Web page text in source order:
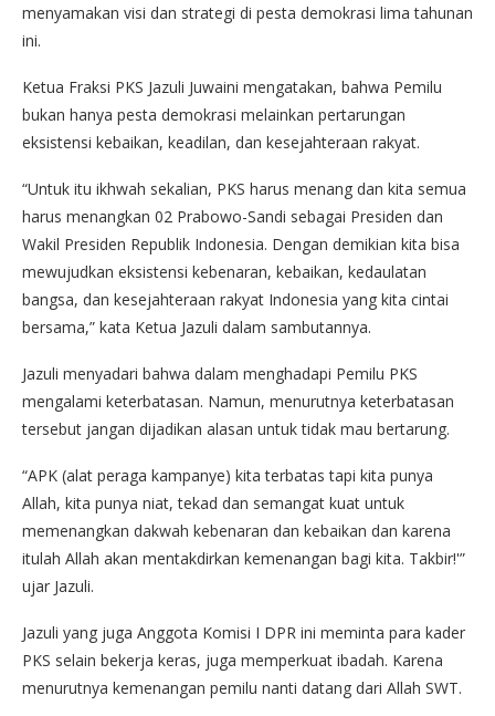
menyamakan visi dan strategi di pesta demokrasi lima tahunan
ini.
Ketua Fraksi PKS Jazuli Juwaini mengatakan, bahwa Pemilu
bukan hanya pesta demokrasi melainkan pertarungan
eksistensi kebaikan, keadilan, dan kesejahteraan rakyat.
“Untuk itu ikhwah sekalian, PKS harus menang dan kita semua
harus menangkan 02 Prabowo-Sandi sebagai Presiden dan
Wakil Presiden Republik Indonesia. Dengan demikian kita bisa
mewujudkan eksistensi kebenaran, kebaikan, kedaulatan
bangsa, dan kesejahteraan rakyat Indonesia yang kita cintai
bersama,” kata Ketua Jazuli dalam sambutannya.
Jazuli menyadari bahwa dalam menghadapi Pemilu PKS
mengalami keterbatasan. Namun, menurutnya keterbatasan
tersebut jangan dijadikan alasan untuk tidak mau bertarung.
“APK (alat peraga kampanye) kita terbatas tapi kita punya
Allah, kita punya niat, tekad dan semangat kuat untuk
memenangkan dakwah kebenaran dan kebaikan dan karena
itulah Allah akan mentakdirkan kemenangan bagi kita. Takbir!'”
ujar Jazuli.
Jazuli yang juga Anggota Komisi I DPR ini meminta para kader
PKS selain bekerja keras, juga memperkuat ibadah. Karena
menurutnya kemenangan pemilu nanti datang dari Allah SWT.